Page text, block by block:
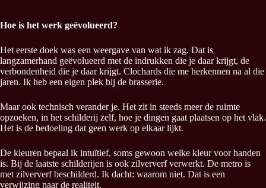
Hoe is het werk geëvolueerd?
Het eerste doek was een weergave van wat ik zag. Dat is
langzamerhand geëvolueerd met de indrukken die je daar krijgt, de
verbondenheid die je daar krijgt. Clochards die me herkennen na al die
jaren. Ik heb een eigen plek bij de brasserie.
Maar ook technisch verander je. Het zit in steeds meer de ruimte
opzoeken, in het schilderij zelf, hoe je dingen gaat plaatsen op het vlak.
Het is de bedoeling dat geen werk op elkaar lijkt.
De kleuren bepaal ik intuïtief, soms gewoon welke kleur voor handen
is. Bij de laatste schilderijen is ook zilververf verwerkt. De metro is
met zilververf beschilderd. Ik dacht: waarom niet. Dat is een
verwijzing naar de realiteit.